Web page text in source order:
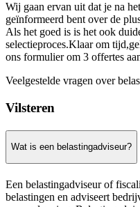
Wij gaan ervan uit dat je na
geïnformeerd bent over de
Als het goed is is het ook
selectieproces.Klaar om
ons formulier om 3 offertes
Veelgestelde vragen over
Vilsteren
Wat is een belastingadviseur?
Een belastingadviseur of
belastingen en adviseert